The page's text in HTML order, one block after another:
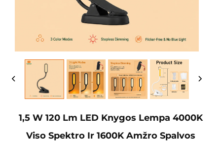
1,5 W 120 Lm LED Knygos Lempa 4000K
Viso Spektro Ir 1600K Amžro Spalvos